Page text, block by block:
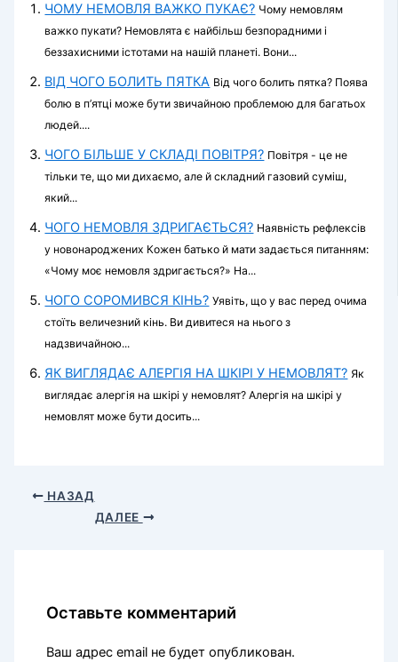
ЧОМУ НЕМОВЛЯ ВАЖКО ПУКАЄ? Чому немовлям
важко пукати? Немовлята є найбільш безпорадними і
беззахисними істотами на нашій планеті. Вони...
ВІД ЧОГО БОЛИТЬ ПЯТКА Від чого болить пятка? Поява
болю в п’ятці може бути звичайною проблемою для багатьох
людей....
ЧОГО БІЛЬШЕ У СКЛАДІ ПОВІТРЯ? Повітря - це не
тільки те, що ми дихаємо, але й складний газовий суміш,
який...
ЧОГО НЕМОВЛЯ ЗДРИГАЄТЬСЯ? Наявність рефлексів
у новонароджених Кожен батько й мати задається питанням:
«Чому моє немовля здригається?» На...
ЧОГО СОРОМИВСЯ КІНЬ? Уявіть, що у вас перед очима
стоїть величезний кінь. Ви дивитеся на нього з
надзвичайною...
ЯК ВИГЛЯДАЄ АЛЕРГІЯ НА ШКІРІ У НЕМОВЛЯТ? Як
виглядає алергія на шкірі у немовлят? Алергія на шкірі у
немовлят може бути досить...
НАЗАД
ДАЛЕЕ
Оставьте комментарий
Ваш адрес email не будет опубликован.